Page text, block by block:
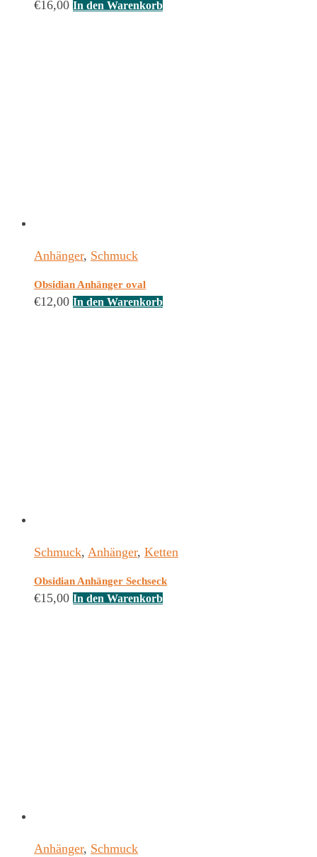
€16,00 In den Warenkorb
Anhänger, Schmuck
Obsidian Anhänger oval
€12,00 In den Warenkorb
Schmuck, Anhänger, Ketten
Obsidian Anhänger Sechseck
€15,00 In den Warenkorb
Anhänger, Schmuck